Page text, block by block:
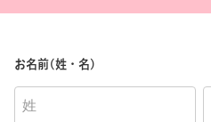
お名前(姓・名)